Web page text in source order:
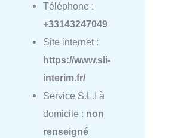
Téléphone :
+33143247049
Site internet :
https://www.sli-
interim.fr/
Service S.L.I à
domicile : non
renseigné